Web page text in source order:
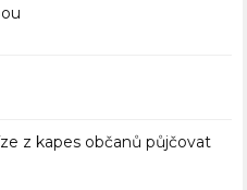
z kapes občanů půjčovat